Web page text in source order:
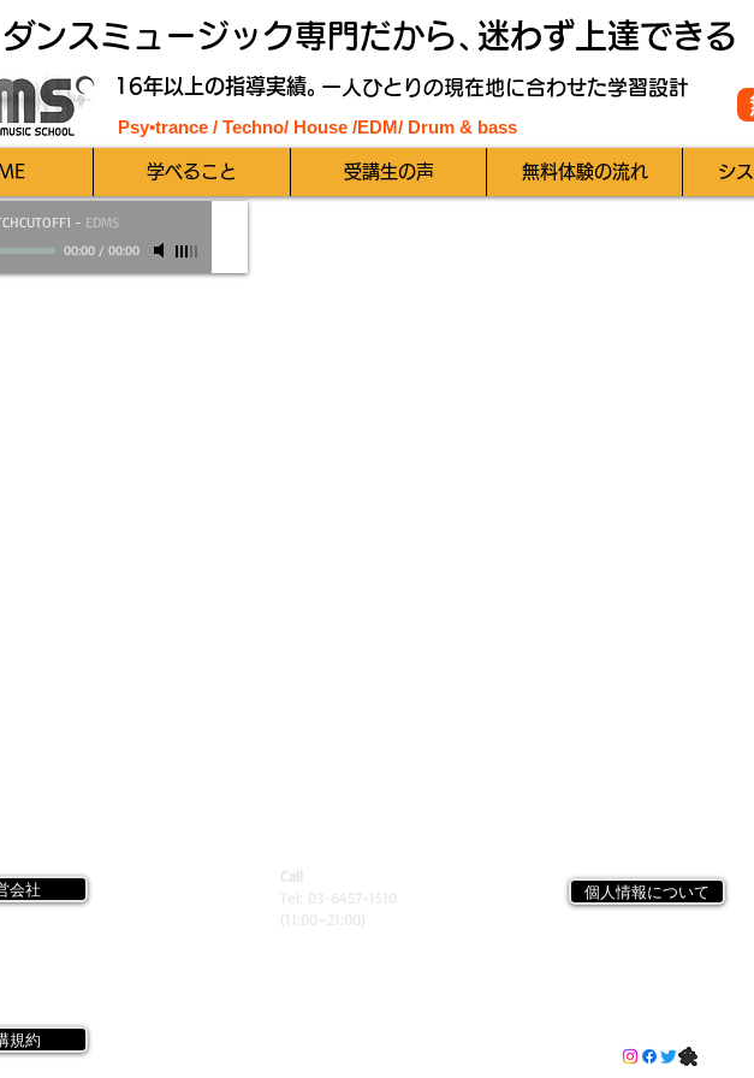
ダンスミュージック専門だから、迷わず上達できる
16年以上の指導実績。一人ひとりの現在地に合わせた学習設計
Psy•trance / Techno/ House /EDM/ Drum & bass
学べること 受講生の声 無料体験の流れ シ
- EDMS
00:00/ 00:00
会社
Call
Tel: 03-6457-1510
(11:00~21:00)
個人情報について
規約